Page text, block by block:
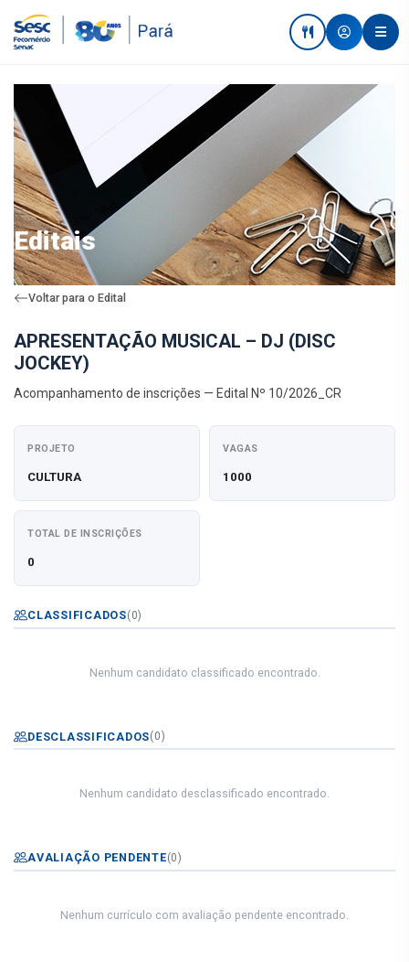
Editais
Voltar para o Edital
APRESENTAÇÃO MUSICAL – DJ (DISC
JOCKEY)
Acompanhamento de inscrições — Edital Nº 10/2026_CR
PROJETO
CULTURA
VAGAS
1000
TOTAL DE INSCRIÇÕES
0
CLASSIFICADOS(0)
Nenhum candidato classificado encontrado.
DESCLASSIFICADOS(0)
Nenhum candidato desclassificado encontrado.
AVALIAÇÃO PENDENTE(0)
Nenhum currículo com avaliação pendente encontrado.